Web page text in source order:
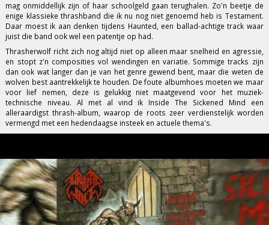
mag onmiddellijk zijn of haar schoolgeld gaan terughalen. Zo'n beetje de
enige klassieke thrashband die ik nu nog niet genoemd heb is Testament.
Daar moest ik aan denken tijdens Haunted, een ballad-achtige track waar
juist die band ook wel een patentje op had.
Thrasherwolf richt zich nog altijd niet op alleen maar snelheid en agressie,
en stopt z'n composities vol wendingen en variatie. Sommige tracks zijn
dan ook wat langer dan je van het genre gewend bent, maar die weten de
wolven best aantrekkelijk te houden. De foute albumhoes moeten we maar
voor lief nemen, deze is gelukkig niet maatgevend voor het muziek-
technische niveau. Al met al vind ik Inside The Sickened Mind een
alleraardigst thrash-album, waarop de roots zeer verdienstelijk worden
vermengd met een hedendaagse insteek en actuele thema's.